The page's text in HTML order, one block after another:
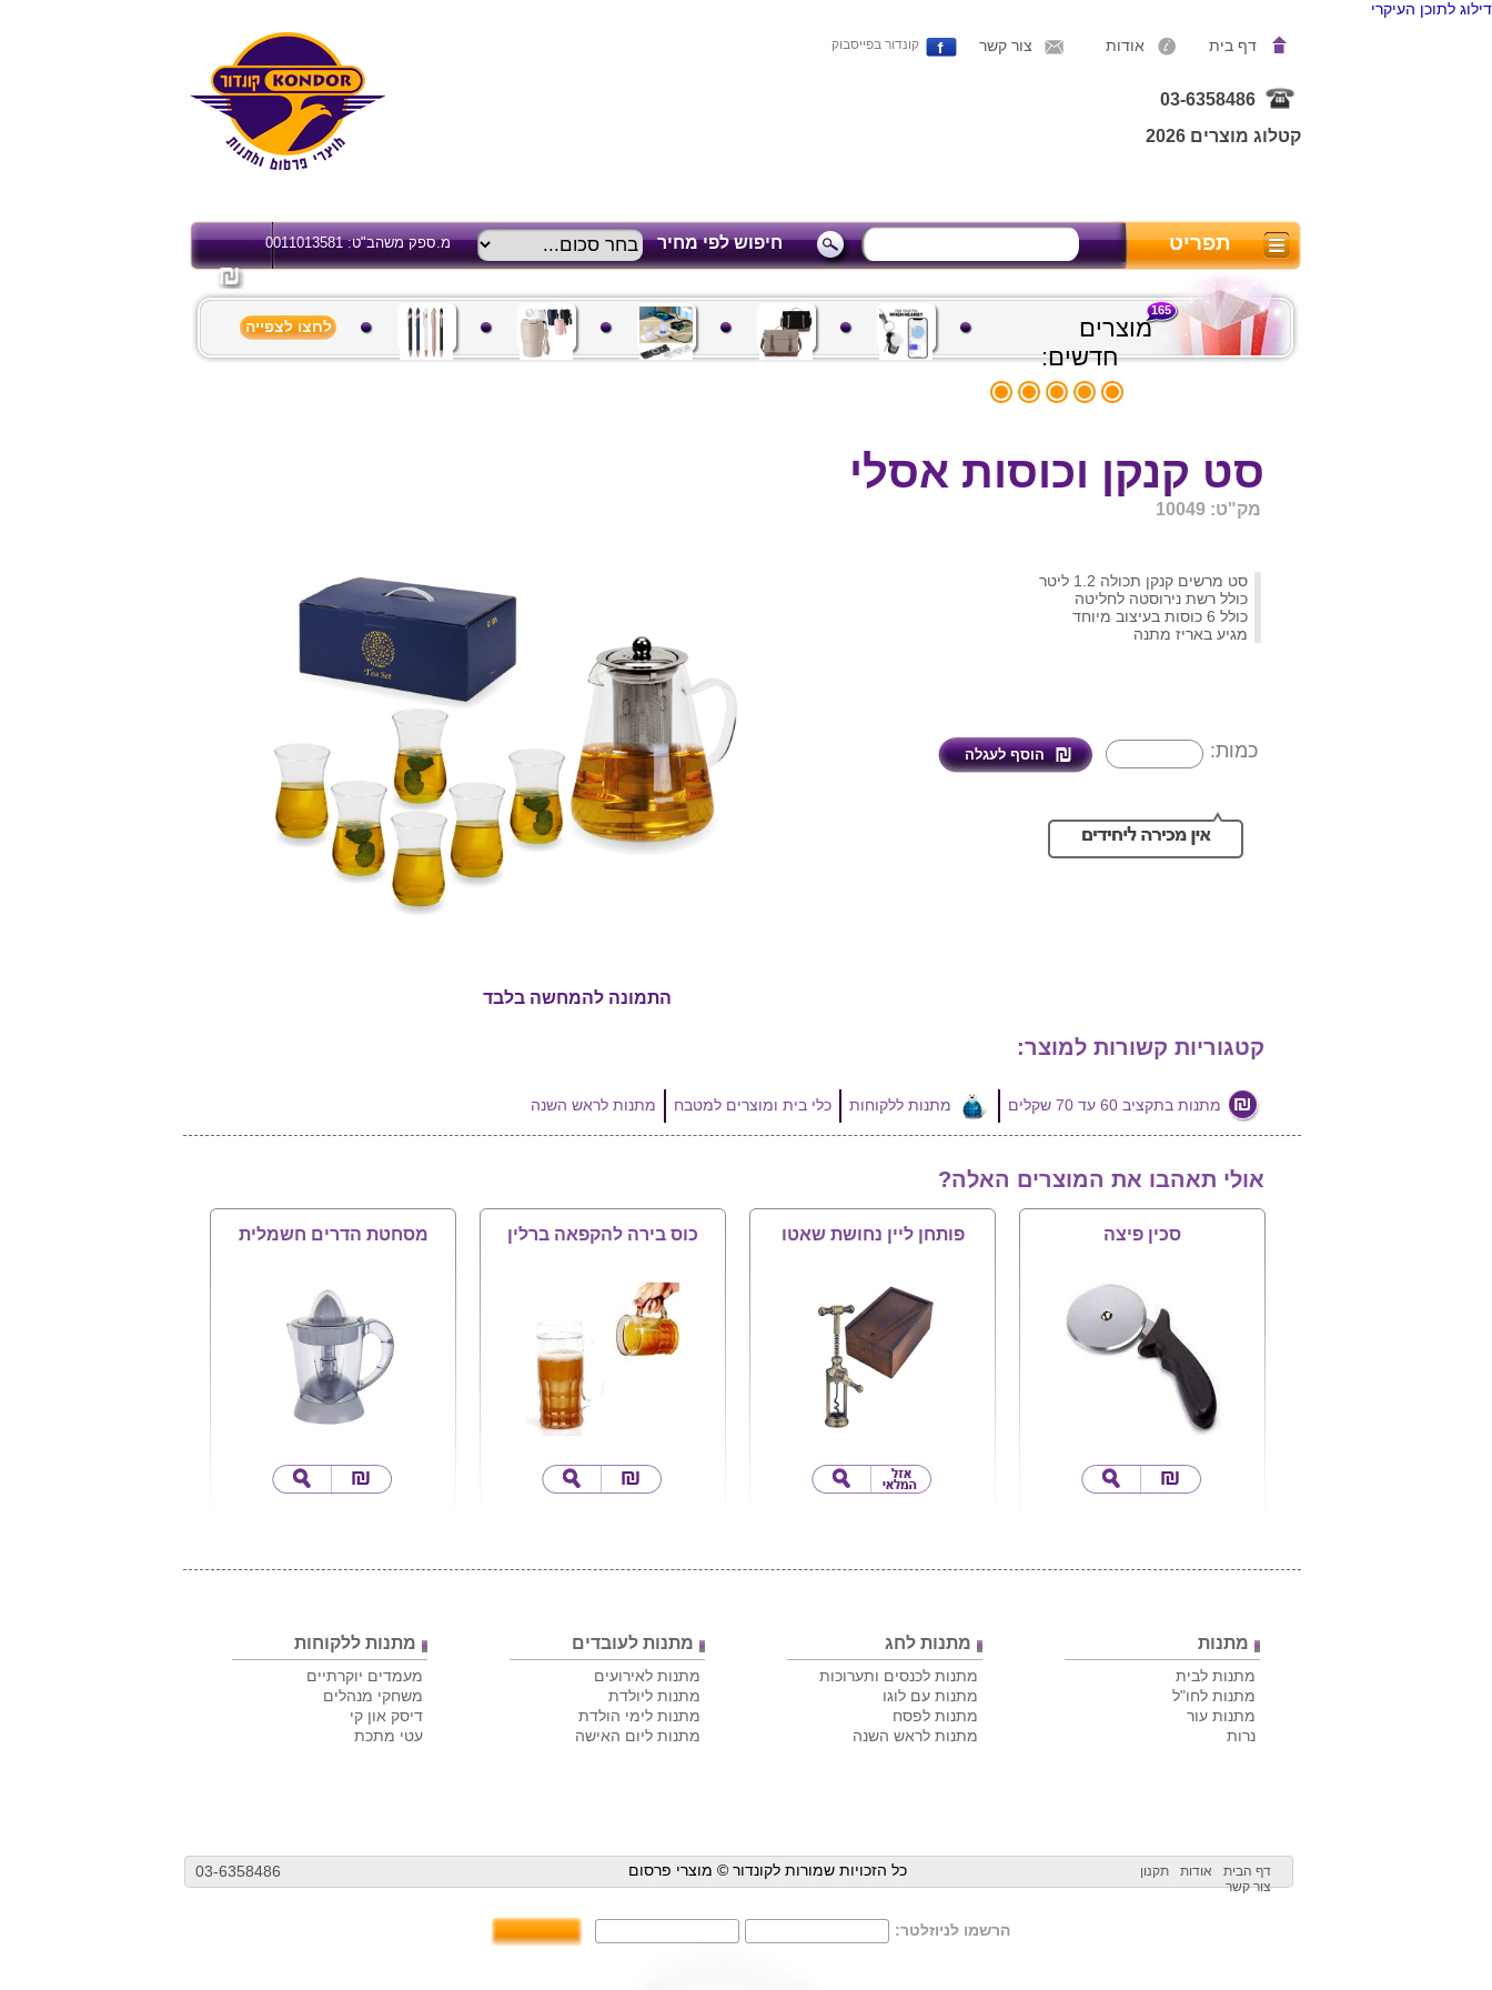
דילוג לתוכן העיקרי
דף בית אודות צור קשר קונדור בפייסבוק
03-6358486
קטלוג מוצרים 2026
תפריט חיפוש לפי מחיר מ.ספק משהב"ט: 0011013581
מוצרים
חדשים:
165
לחצו לצפייה
סט קנקן וכוסות אסלי
מק"ט: 10049
התמונה להמחשה בלבד
סט מרשים קנקן תכולה 1.2 ליטר
כולל רשת נירוסטה לחליטה
כולל 6 כוסות בעיצוב מיוחד
מגיע באריז מתנה
כמות:
קטגוריות קשורות למוצר:
מתנות בתקציב 60 עד 70 שקלים מתנות ללקוחות כלי בית ומוצרים למטבח מתנות לראש השנה
אולי תאהבו את המוצרים האלה?
סכין פיצה פותחן ליין נחושת שאטו כוס בירה להקפאה ברלין מסחטת הדרים חשמלית
מתנות
מתנות לבית
מתנות לחו"ל
מתנות עור
נרות
מתנות לחג
מתנות לכנסים ותערוכות
מתנות עם לוגו
מתנות לפסח
מתנות לראש השנה
מתנות לעובדים
מתנות לאירועים
מתנות ליולדת
מתנות לימי הולדת
מתנות ליום האישה
מתנות ללקוחות
מעמדים יוקרתיים
משחקי מנהלים
דיסק און קי
עטי מתכת
דף הבית אודות
תקנון
צור קשר
03-6358486 כל הזכויות שמורות לקונדור © מוצרי פרסום
הרשמו לניוזלטר: